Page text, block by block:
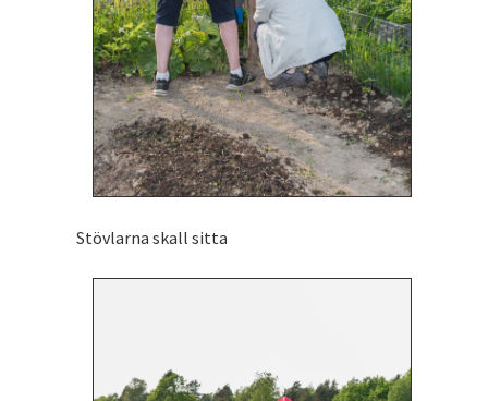
Stövlarna skall sitta